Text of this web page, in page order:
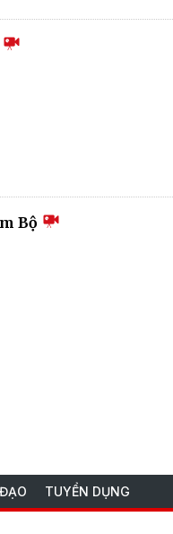
Bộ
TUYỂN DỤNG